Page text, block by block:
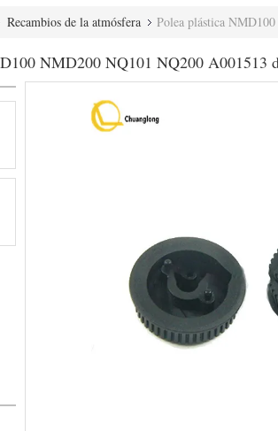
Recambios de la atmósfera Polea plástica NMD100
NMD200 NQ101 NQ200 A001513